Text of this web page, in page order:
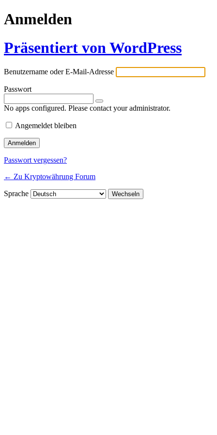
Anmelden
Präsentiert von WordPress
Benutzername oder E-Mail-Adresse
Passwort
No apps configured. Please contact your administrator.
Angemeldet bleiben
Passwort vergessen?
← Zu Kryptowährung Forum
Sprache